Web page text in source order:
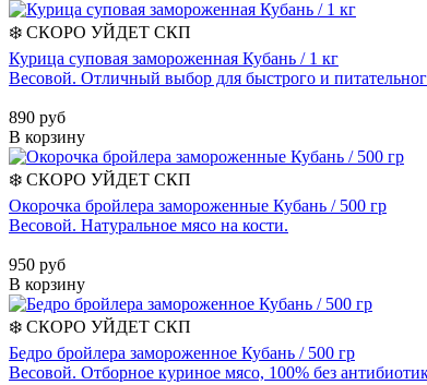
❄️ СКОРО УЙДЕТ СКП
Курица суповая замороженная Кубань / 1 кг
Весовой. Отличный выбор для быстрого и
890 руб
В корзину
❄️ СКОРО УЙДЕТ СКП
Окорочка бройлера замороженные Кубань / 500 гр
Весовой. Натуральное мясо на кости.
950 руб
В корзину
❄️ СКОРО УЙДЕТ СКП
Бедро бройлера замороженное Кубань / 500 гр
Весовой. Отборное куриное мясо, 100% без